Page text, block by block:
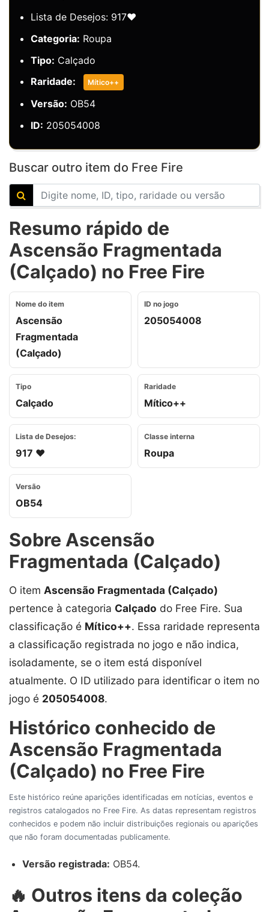
Lista de Desejos: 917❤️
Categoria: Roupa
Tipo: Calçado
Raridade:
Mítico++
Versão: OB54
ID: 205054008
Buscar outro item do Free Fire
Resumo rápido de
Ascensão Fragmentada
(Calçado) no Free Fire
Nome do item
Ascensão
Fragmentada
(Calçado)
ID no jogo
205054008
Tipo
Calçado
Raridade
Mítico++
Lista de Desejos:
917 ❤️
Classe interna
Roupa
Versão
OB54
Sobre Ascensão
Fragmentada (Calçado)
O item Ascensão Fragmentada (Calçado)
pertence à categoria Calçado do Free Fire. Sua
classificação é Mítico++. Essa raridade representa
a classificação registrada no jogo e não indica,
isoladamente, se o item está disponível
atualmente. O ID utilizado para identificar o item no
jogo é 205054008.
Histórico conhecido de
Ascensão Fragmentada
(Calçado) no Free Fire
Este histórico reúne aparições identificadas em notícias, eventos e
registros catalogados no Free Fire. As datas representam registros
conhecidos e podem não incluir distribuições regionais ou aparições
que não foram documentadas publicamente.
Versão registrada: OB54.
🔥 Outros itens da coleção